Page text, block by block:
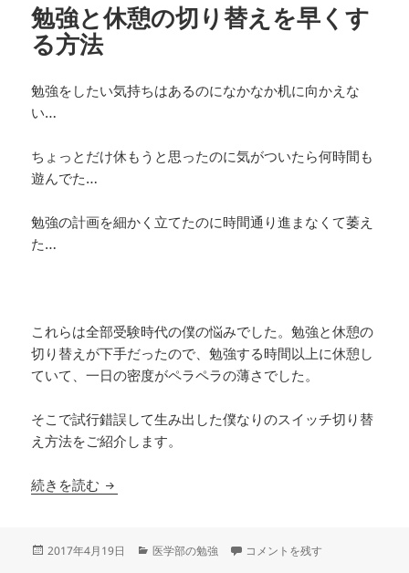
勉強と休憩の切り替えを早くす
る方法
勉強をしたい気持ちはあるのになかなか机に向かえな
い…
ちょっとだけ休もうと思ったのに気がついたら何時間も
遊んでた…
勉強の計画を細かく立てたのに時間通り進まなくて萎え
た…
これらは全部受験時代の僕の悩みでした。勉強と休憩の
切り替えが下手だったので、勉強する時間以上に休憩し
ていて、一日の密度がペラペラの薄さでした。
そこで試行錯誤して生み出した僕なりのスイッチ切り替
え方法をご紹介します。
続きを読む 勉強と休憩の切り替えを早くする方法
投
2017年4月19日
カ
医学部の勉強 勉強と休憩の切り替えを早くす
コメントを残す